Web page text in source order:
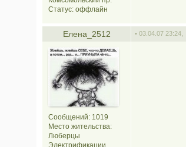
Статус: оффлайн
Елена_2512 • 03.04.07 23:24,
Сообщений: 1019
Место жительства:
Люберцы
Электрификации